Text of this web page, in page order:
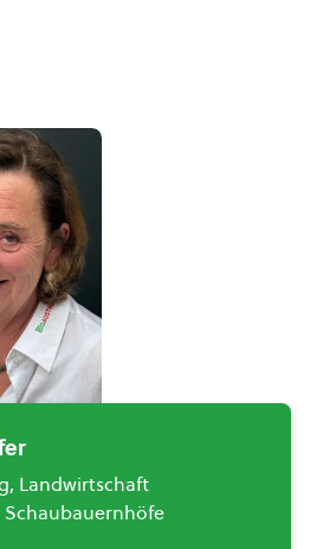
Landwirtschaft